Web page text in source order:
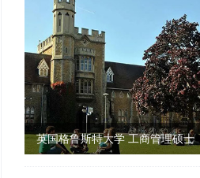
英国格鲁斯特大学 工商管理硕士